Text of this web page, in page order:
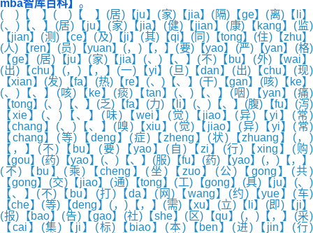
mba智库百科】 。
( )【 】( )【 】(居)【ju】(家)【jia】(隔)【ge】(离)【li】
(、)【、】(居)【ju】(家)【jia】(健)【jian】(康)【kang】(监)
【jian】(测)【ce】(及)【ji】(其)【qi】(同)【tong】(住)【zhu】
(人)【ren】(员)【yuan】(，)【，】(要)【yao】(严)【yan】(格)
【ge】(居)【ju】(家)【jia】(、)【、】(不)【bu】(外)【wai】
(出)【chu】(，)【，】(一)【yi】(旦)【dan】(出)【chu】(现)
【xian】(发)【fa】(热)【re】(、)【、】(干)【gan】(咳)【ke】
(、)【、】(咳)【ke】(痰)【tan】(、)【、】(咽)【yan】(痛)
【tong】(、)【、】(乏)【fa】(力)【li】(、)【、】(腹)【fu】(泻)
【xie】(、)【、】(味)【wei】(觉)【jiao】(异)【yi】(常)
【chang】(、)【、】(嗅)【xiu】(觉)【jiao】(异)【yi】(常)
【chang】(等)【deng】(症)【zheng】(状)【zhuang】(，)
【，】(不)【bu】(要)【yao】(自)【zi】(行)【xing】(购)
【gou】(药)【yao】(、)【、】(服)【fu】(药)【yao】(，)【，】
(不)【bu】(乘)【cheng】(坐)【zuo】(公)【gong】(共)
【gong】(交)【jiao】(通)【tong】(工)【gong】(具)【ju】(、)
【、】(不)【bu】(打)【da】(网)【wang】(约)【yue】(车)
【che】(等)【deng】(，)【，】(需)【xu】(立)【li】(即)【ji】
(报)【bao】(告)【gao】(社)【she】(区)【qu】(，)【，】(采)
【cai】(集)【ji】(标)【biao】(本)【ben】(进)【jin】(行)